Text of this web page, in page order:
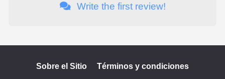
Write the first review!
Sobre el Sitio Términos y condiciones